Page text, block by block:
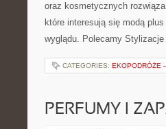
oraz kosmetycznych
które interesują się modą
wyglądu. Polecamy
CATEGORIES: EKOPODRÓŻE
PERFUMY I